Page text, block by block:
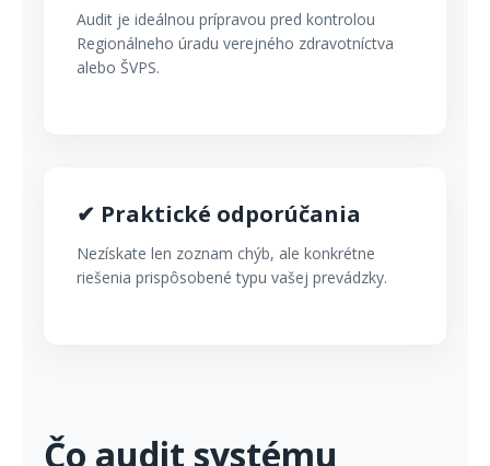
Audit je ideálnou prípravou pred kontrolou
Regionálneho úradu verejného zdravotníctva
alebo ŠVPS.
✔ Praktické odporúčania
Nezískate len zoznam chýb, ale konkrétne
riešenia prispôsobené typu vašej prevádzky.
Čo audit systému